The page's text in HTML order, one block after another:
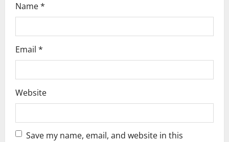
Name*
Email *
Website
Save my name, email, and website in this